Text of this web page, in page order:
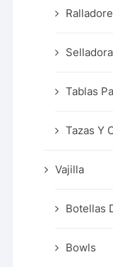
Tablas
Tazas Y
Vajilla
Botellas
Bowls